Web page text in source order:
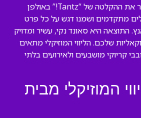
הצוות המנוסה שלנו יצר את ההקלטה של “Tantz!” באולפן
מתקדמים ושמנו דגש על כל פרט
התוצאה היא סאונד נקי, עשיר ומדויק
שלכם. הליווי המוזיקלי מתאים
קריוקי מושבעים ולאירועים בלתי
המוזיקלי מבית